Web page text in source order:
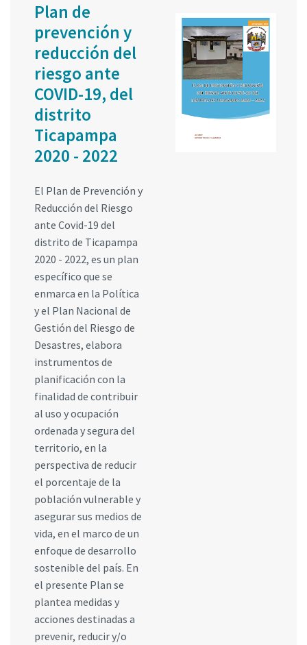
Plan de
prevención y
reducción del
riesgo ante
COVID-19, del
distrito
Ticapampa
2020 - 2022
El Plan de Prevención y
Reducción del Riesgo
ante Covid-19 del
distrito de Ticapampa
2020 - 2022, es un plan
específico que se
enmarca en la Política
y el Plan Nacional de
Gestión del Riesgo de
Desastres, elabora
instrumentos de
planificación con la
finalidad de contribuir
al uso y ocupación
ordenada y segura del
territorio, en la
perspectiva de reducir
el porcentaje de la
población vulnerable y
asegurar sus medios de
vida, en el marco de un
enfoque de desarrollo
sostenible del país. En
el presente Plan se
plantea medidas y
acciones destinadas a
prevenir, reducir y/o